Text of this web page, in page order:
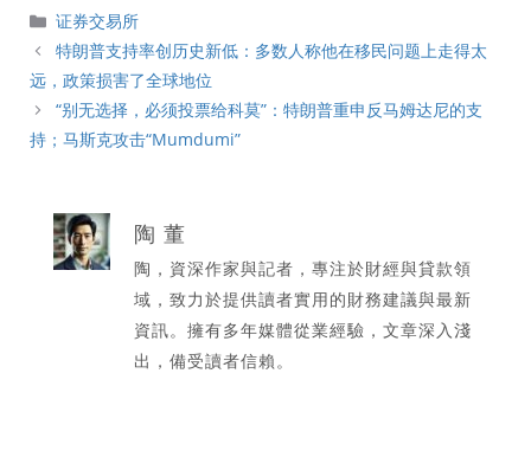
分
類
证券交易所
特朗普支持率创历史新低：多数人称他在移民问题上走得太
远，政策损害了全球地位
“别无选择，必须投票给科莫”：特朗普重申反马姆达尼的支
持；马斯克攻击“Mumdumi”
陶 董
陶，資深作家與記者，專注於財經與貸款領
域，致力於提供讀者實用的財務建議與最新
資訊。擁有多年媒體從業經驗，文章深入淺
出，備受讀者信賴。